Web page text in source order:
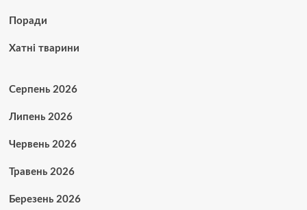
Поради
Хатні тварини
Серпень 2026
Липень 2026
Червень 2026
Травень 2026
Березень 2026